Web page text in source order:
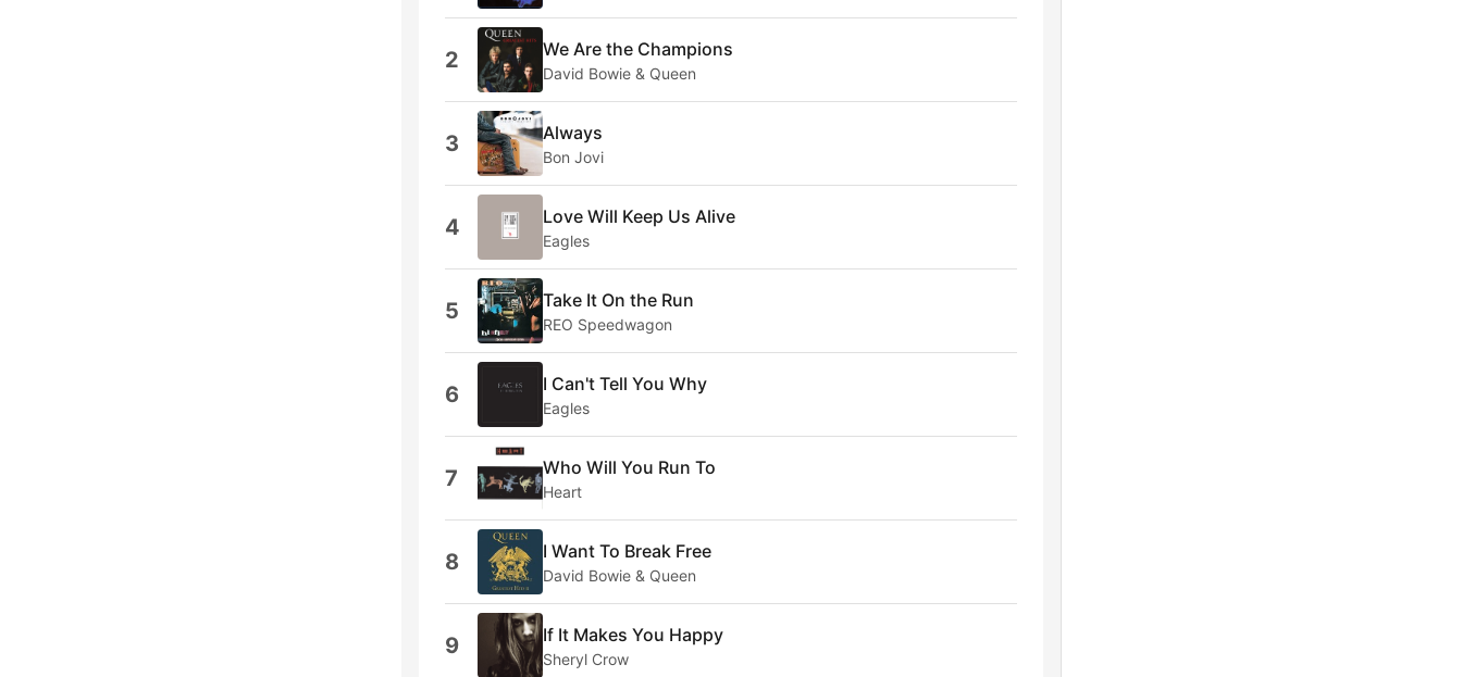
2 We Are the Champions
David Bowie & Queen
3 Always
Bon Jovi
4 Love Will Keep Us Alive
Eagles
5 Take It On the Run
REO Speedwagon
6 I Can't Tell You Why
Eagles
7 Who Will You Run To
Heart
8 I Want To Break Free
David Bowie & Queen
9 If It Makes You Happy
Sheryl Crow